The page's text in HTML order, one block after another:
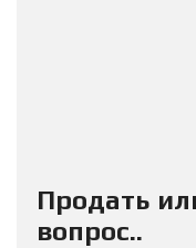
Продать
вопрос..